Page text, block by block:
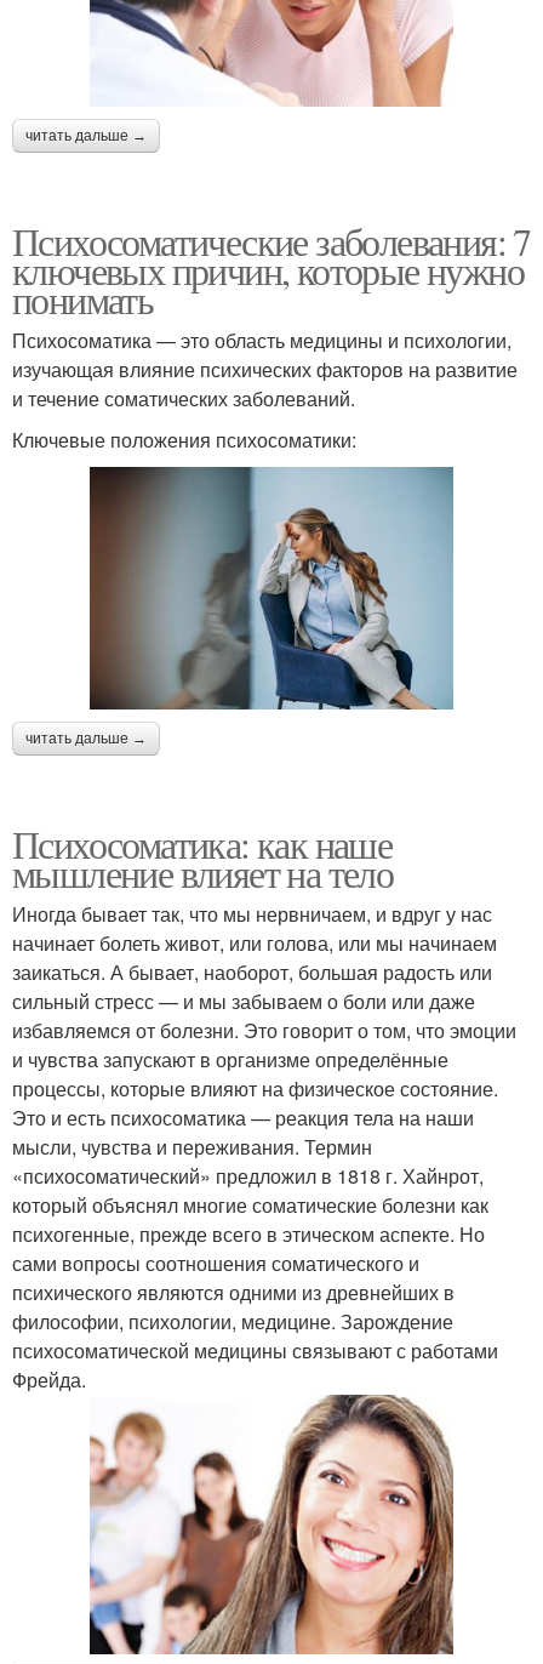
читать дальше →
Психосоматические заболевания: 7
ключевых причин, которые нужно
понимать
Психосоматика — это область медицины и психологии,
изучающая влияние психических факторов на развитие
и течение соматических заболеваний.
Ключевые положения психосоматики:
читать дальше →
Психосоматика: как наше
мышление влияет на тело
Иногда бывает так, что мы нервничаем, и вдруг у нас
начинает болеть живот, или голова, или мы начинаем
заикаться. А бывает, наоборот, большая радость или
сильный стресс — и мы забываем о боли или даже
избавляемся от болезни. Это говорит о том, что эмоции
и чувства запускают в организме определённые
процессы, которые влияют на физическое состояние.
Это и есть психосоматика — реакция тела на наши
мысли, чувства и переживания. Термин
«психосоматический» предложил в 1818 г. Хайнрот,
который объяснял многие соматические болезни как
психогенные, прежде всего в этическом аспекте. Но
сами вопросы соотношения соматического и
психического являются одними из древнейших в
философии, психологии, медицине. Зарождение
психосоматической медицины связывают с работами
Фрейда.